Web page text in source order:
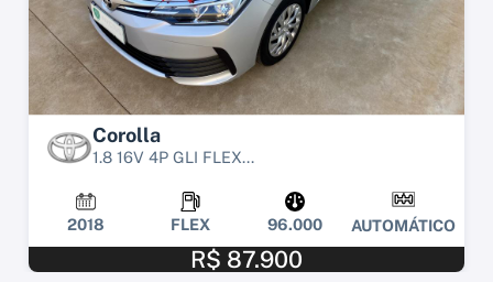
Corolla
1.8 16V 4P GLI FLEX...
2018 FLEX 96.000 AUTOMÁTICO
R$ 87.900